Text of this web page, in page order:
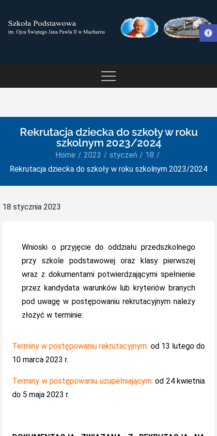
Otwórz pasek narzędzi
content
OJCA ŚWIĘTEGO JANA
Rekrutacja dziecka do szkoły w roku
szkolnym 2023/2024
Home 2023 styczeń
18
Rekrutacja dziecka do szkoły w roku szkolnym 2023/2024
Posted
18 stycznia 2023
Wnioski o przyjęcie do oddziału przedszkolnego
przy szkole podstawowej oraz klasy pierwszej
wraz z dokumentami potwierdzającymi spełnienie
przez kandydata warunków lub kryteriów branych
pod uwagę w postępowaniu rekrutacyjnym należy
złożyć w terminie:
Terminy w postępowaniu rekrutacyjnym: od 13 lutego do
10 marca 2023 r.
Terminy w postępowaniu uzupełniającym: od 24 kwietnia
do 5 maja 2023 r.